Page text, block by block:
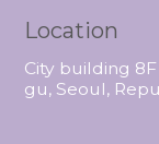
Location
City building
gu, Seoul,